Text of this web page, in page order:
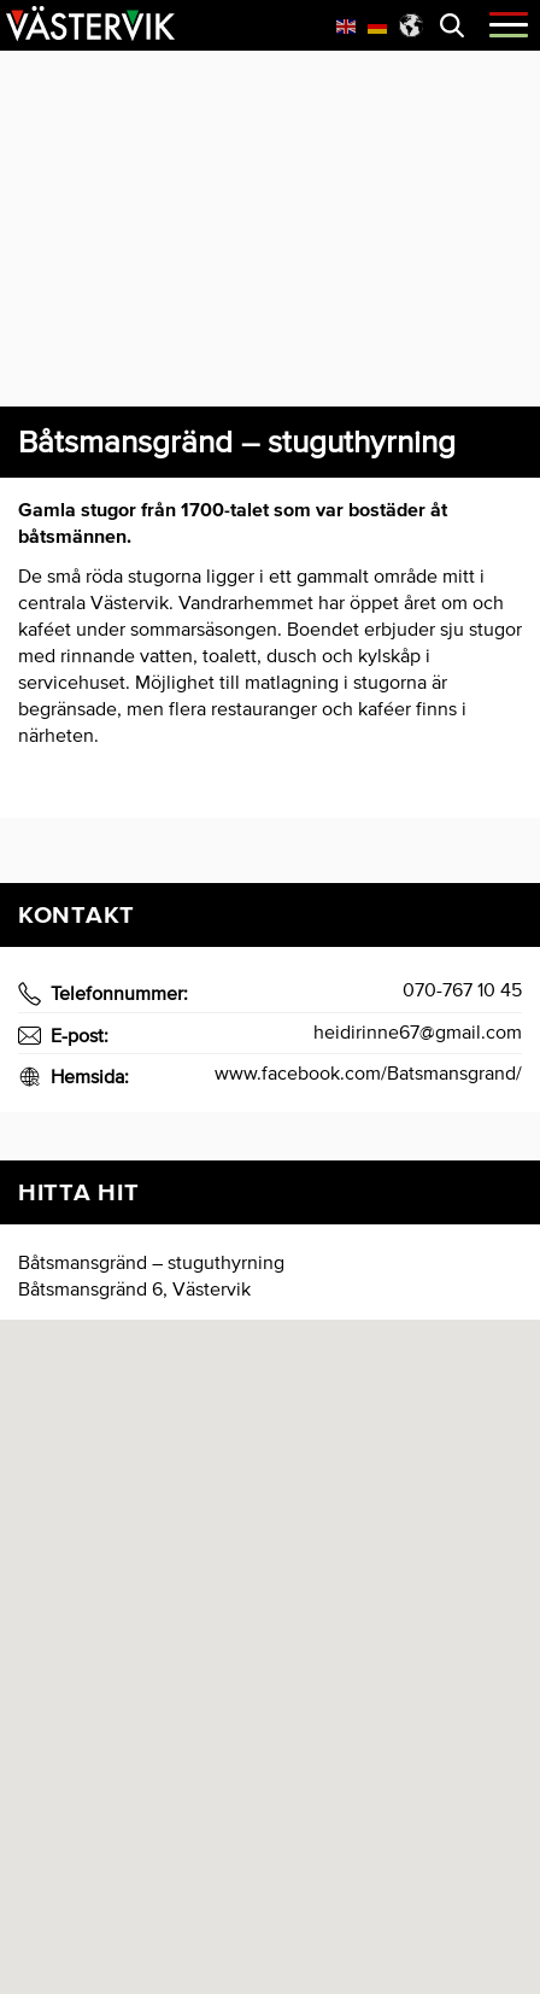
Hoppa
till
Skip
to
Hoppa
till
Öppna
menyn
Båtsmansgränd – stuguthyrning
Gamla stugor från 1700-talet som var bostäder åt
båtsmännen.
De små röda stugorna ligger i ett gammalt område mitt i
centrala Västervik. Vandrarhemmet har öppet året om och
kaféet under sommarsäsongen. Boendet erbjuder sju stugor
med rinnande vatten, toalett, dusch och kylskåp i
servicehuset. Möjlighet till matlagning i stugorna är
begränsade, men flera restauranger och kaféer finns i
närheten.
KONTAKT
Telefonnummer: 070-767 10 45
E-post: heidirinne67@gmail.com
Hemsida: www.facebook.com/Batsmansgrand/
HITTA HIT
Båtsmansgränd – stuguthyrning
Båtsmansgränd 6, Västervik